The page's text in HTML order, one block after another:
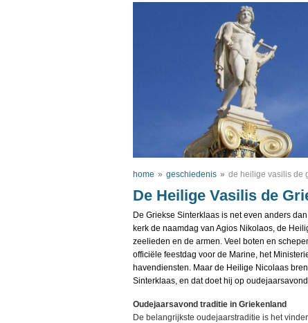
home » geschiedenis » de heilige vasilis de
De Heilige Vasilis de
De Griekse Sinterklaas is net even anders
kerk de naamdag van Agios Nikolaos, de
zeelieden en de armen. Veel boten en
officiële feestdag voor de Marine, het
havendiensten. Maar de Heilige Nicolaas
Sinterklaas, en dat doet hij op
Oudejaarsavond traditie in Griekenland
De belangrijkste oudejaarstraditie is het